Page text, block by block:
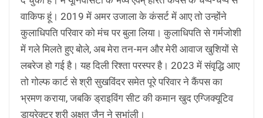
वाकिफ हूं। 2019 में अमर उजाला के कंसर्ट में आए तो उन्होंने
कुलाधिपति परिवार को मंच पर बुला लिया। कुलाधिपति से गर्मजोशी
में गले मिलते हुए बोले, अब मेरा तन-मन और मेरी आवाज खुशियों से
लबरेज हो गई है। यह दिली रिश्ता परस्पर है। 2023 में संवृद्धि आए
तो गोल्फ कार्ट से श्री सुखविंदर समेत पूरे परिवार ने कैंपस का
भ्रमण कराया, जबकि ड्राइविंग सीट की कमान खुद एग्जिक्यूटिव
डायरेक्टर श्री अक्षत जैन ने सभांली।